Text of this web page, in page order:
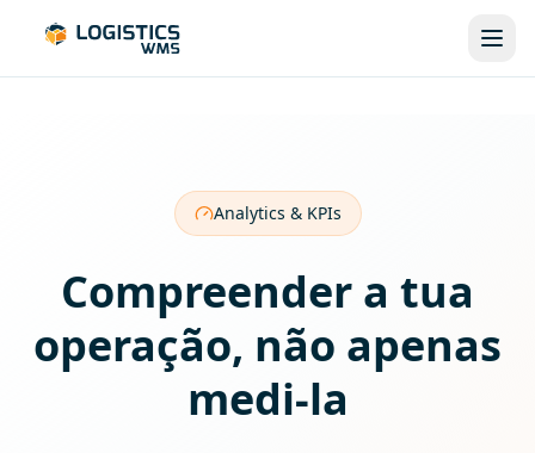
Analytics & KPIs
Compreender a tua
operação, não apenas
medi-la